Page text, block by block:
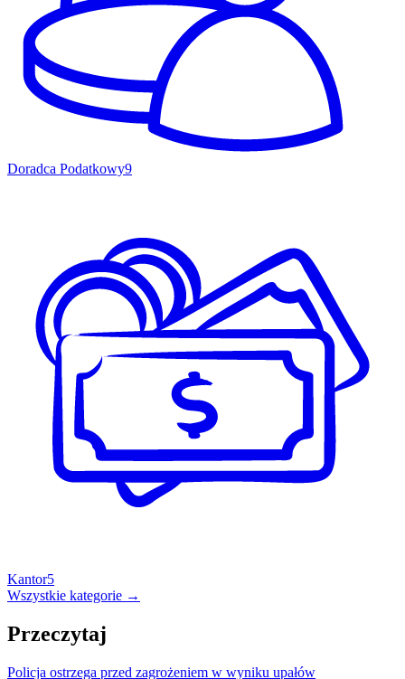
Doradca Podatkowy9
Kantor5
Wszystkie kategorie →
Przeczytaj
Policja ostrzega przed zagrożeniem w wyniku upałów